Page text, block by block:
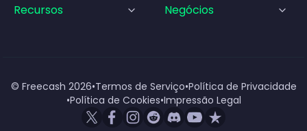
Recursos Negócios
© Freecash 2026•Termos de Serviço•Política de Privacidade
•Política de Cookies•Impressão Legal